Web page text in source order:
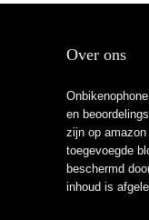
Over ons
en
zijn op
toegevoegde
beschermd
inhoud is